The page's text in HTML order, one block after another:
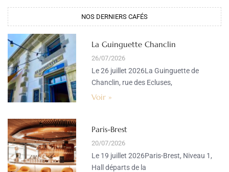
NOS DERNIERS CAFÉS
La Guinguette Chanclin
26/07/2026
Le 26 juillet 2026La Guinguette de
Chanclin, rue des Ecluses,
Voir »
Paris-Brest
20/07/2026
Le 19 juillet 2026Paris-Brest, Niveau 1,
Hall départs de la